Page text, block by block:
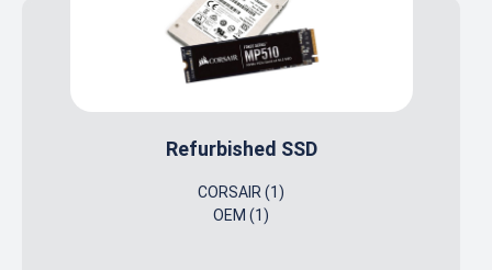
Refurbished SSD
CORSAIR (1)
OEM (1)